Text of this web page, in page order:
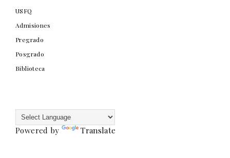
USFQ
Admisiones
Pregrado
Posgrado
Biblioteca
Powered by Translate